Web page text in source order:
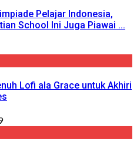
Pelajar Indonesia,
School Ini Juga Piawai ...
Lofi ala Grace untuk Akhiri